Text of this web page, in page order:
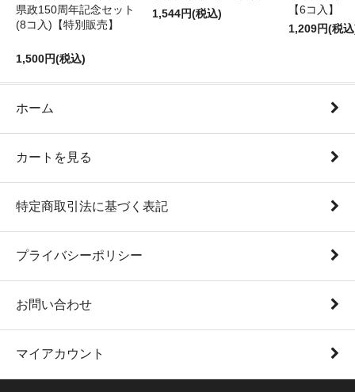
県政150周年記念セット
(8コ入)【特別販売】
1,500円(税込)
1,544円(税込)
【6コ入】
1,209円(税
ホーム
カートを見る
特定商取引法に基づく表記
プライバシーポリシー
お問い合わせ
マイアカウント